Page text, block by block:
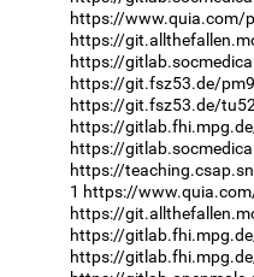
https://www.quia.com/
https://
https://
https://git.fsz53.de/
https://git.fsz53.de/
https://
https://
https://
1 https://
https://
https://
https://